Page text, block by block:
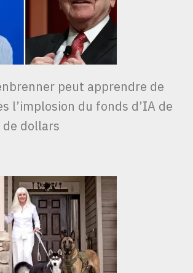
peut apprendre de
l’implosion du fonds d’IA de
dollars